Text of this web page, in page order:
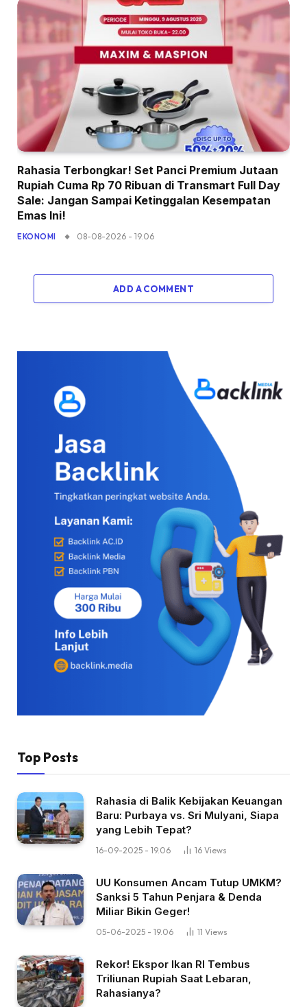
Rahasia Terbongkar! Set Panci Premium Jutaan
Rupiah Cuma Rp 70 Ribuan di Transmart Full Day
Sale: Jangan Sampai Ketinggalan Kesempatan
Emas Ini!
EKONOMI 08-08-2026 - 19.06
ADD A COMMENT
Top Posts
Rahasia di Balik Kebijakan Keuangan
Baru: Purbaya vs. Sri Mulyani, Siapa
yang Lebih Tepat?
16-09-2025 - 19.06 16 Views
UU Konsumen Ancam Tutup UMKM?
Sanksi 5 Tahun Penjara & Denda
Miliar Bikin Geger!
05-06-2025 - 19.06 11 Views
Rekor! Ekspor Ikan RI Tembus
Triliunan Rupiah Saat Lebaran,
Rahasianya?